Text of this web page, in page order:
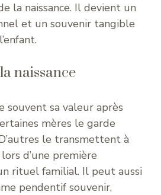
la naissance. Il devient un
et un souvenir tangible
naissance
souvent sa valeur après
mères le garde
le transmettent à
d’une première
rituel familial. Il peut aussi
pendentif souvenir,